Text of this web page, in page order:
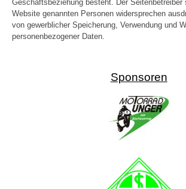
Geschäftsbeziehung besteht. Der Seitenbetreiber
Website genannten Personen widersprechen
von gewerblicher Speicherung, Verwendung und
personenbezogener Daten.
Sponsoren